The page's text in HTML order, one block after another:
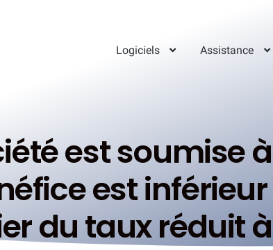
Logiciels Assistance
est soumise
est
du taux réduit à